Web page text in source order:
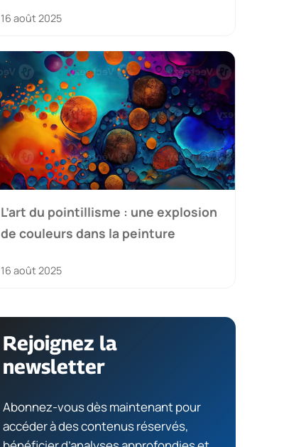
16 août 2025
L’art du pointillisme : une explosion
de couleurs dans la peinture
16 août 2025
Rejoignez la
newsletter
Abonnez-vous dès maintenant pour
accéder à des contenus réservés,